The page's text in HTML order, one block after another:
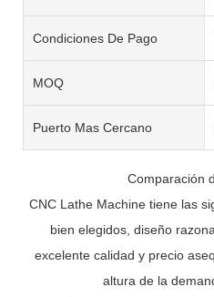
Condiciones De Pago
MOQ
Puerto Mas Cercano
Comparación
CNC Lathe Machine tiene las
bien elegidos, diseño
excelente calidad y precio
altura de la